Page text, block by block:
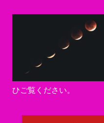
ひご覧ください。